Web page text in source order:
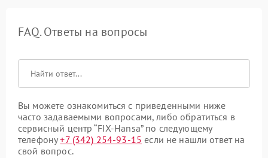
FAQ. Ответы на вопросы
Вы можете ознакомиться с приведенными ниже
часто задаваемыми вопросами, либо обратиться в
сервисный центр “FIX-Hansa” по следующему
телефону+7 (342) 254-93-15 если не нашли ответ на
свой вопрос.